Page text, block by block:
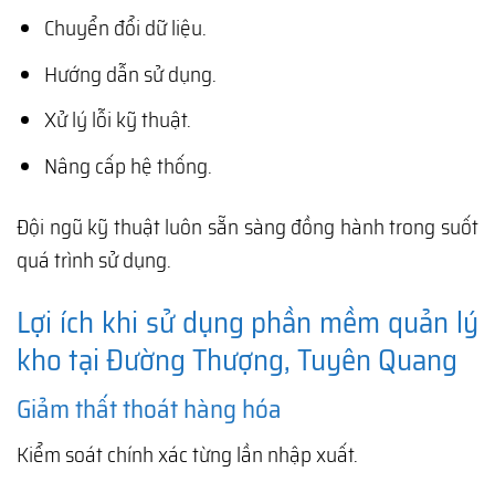
Chuyển đổi dữ liệu.
Hướng dẫn sử dụng.
Xử lý lỗi kỹ thuật.
Nâng cấp hệ thống.
Đội ngũ kỹ thuật luôn sẵn sàng đồng hành trong suốt
quá trình sử dụng.
Lợi ích khi sử dụng phần mềm quản lý
kho tại Đường Thượng, Tuyên Quang
Giảm thất thoát hàng hóa
Kiểm soát chính xác từng lần nhập xuất.